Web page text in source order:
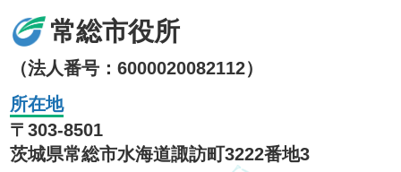
常総市役所
（法人番号：6000020082112）
所在地
〒303-8501
茨城県常総市水海道諏訪町3222番地3